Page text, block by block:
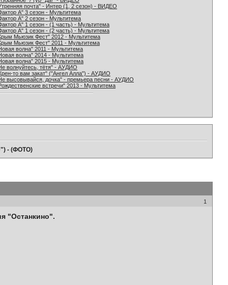
почта" - Интер (1, 2 сезон) - ВИДЕО
А" 3 сезон - Мультитема
А" 2 сезон - Мультитема
А" 1 сезон - (1 часть) - Мультитема
А" 1 сезон - (2 часть) - Мультитема
Мьюзик Фест" 2012 - Мультитема
Мьюзик Фест" 2011 - Мультитема
волна" 2011 - Мультитема
волна" 2014 - Мультитема
волна" 2015 - Мультитема
волнуйтесь, тётя" - АУДИО
то вам закат" ("Ангел Алла") - АУДИО
высовывайся, дочка" - премьера песни - АУДИО
встречи" 2013 - Мультитема
- (ФОТО)
1
"Останкино".